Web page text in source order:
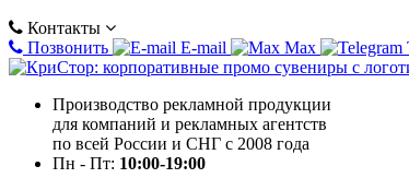
Контакты
Позвонить
E-mail Max
Производство рекламной продукции
для компаний и рекламных агентств
по всей России и СНГ с 2008 года
Пн - Пт: 10:00-19:00